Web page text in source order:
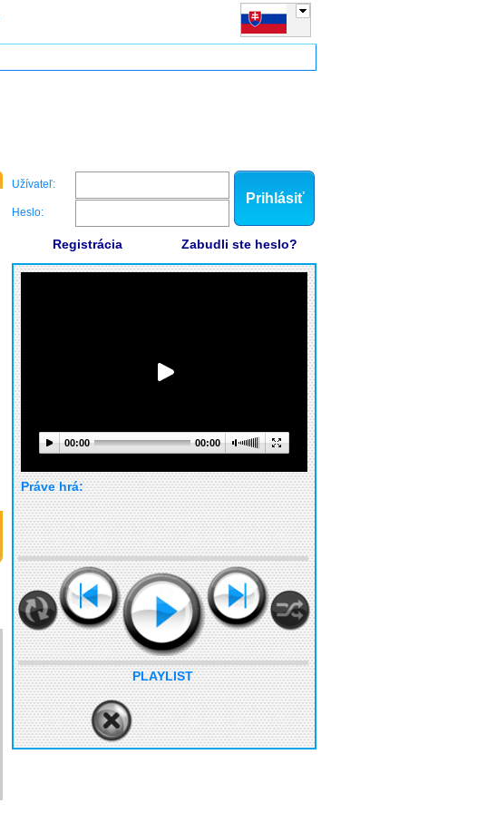
Užívateľ:
Heslo:
Prihlásiť
Registrácia Zabudli ste heslo?
00:00 00:00
Práve hrá:
PLAYLIST